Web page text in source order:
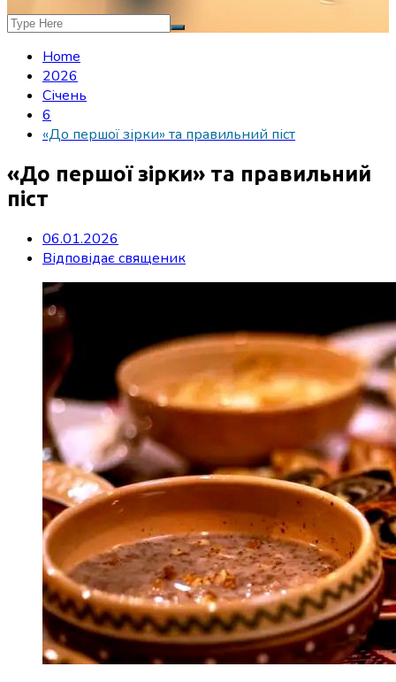
Home
2026
Січень
6
«До першої зірки» та правильний піст
«До першої зірки» та правильний
піст
06.01.2026
Відповідає священик